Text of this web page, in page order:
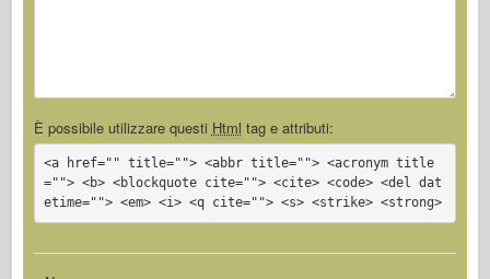
È possibile utilizzare questi Html tag e attributi:
<a href="" title=""> <abbr title=""> <acronym title
=""> <b> <blockquote cite=""> <cite> <code> <del dat
etime=""> <em> <i> <q cite=""> <s> <strike> <strong>